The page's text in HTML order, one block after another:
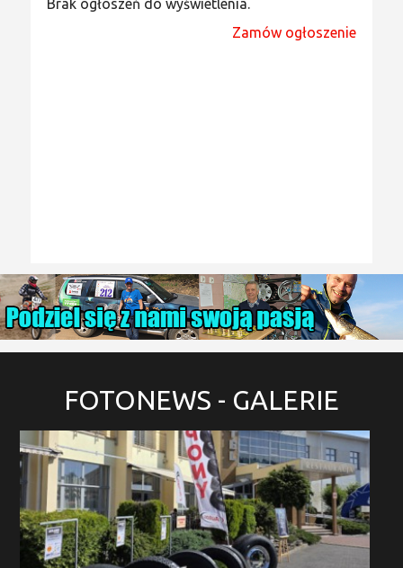
Brak ogłoszeń do wyświetlenia.
Zamów ogłoszenie
FOTONEWS - GALERIE